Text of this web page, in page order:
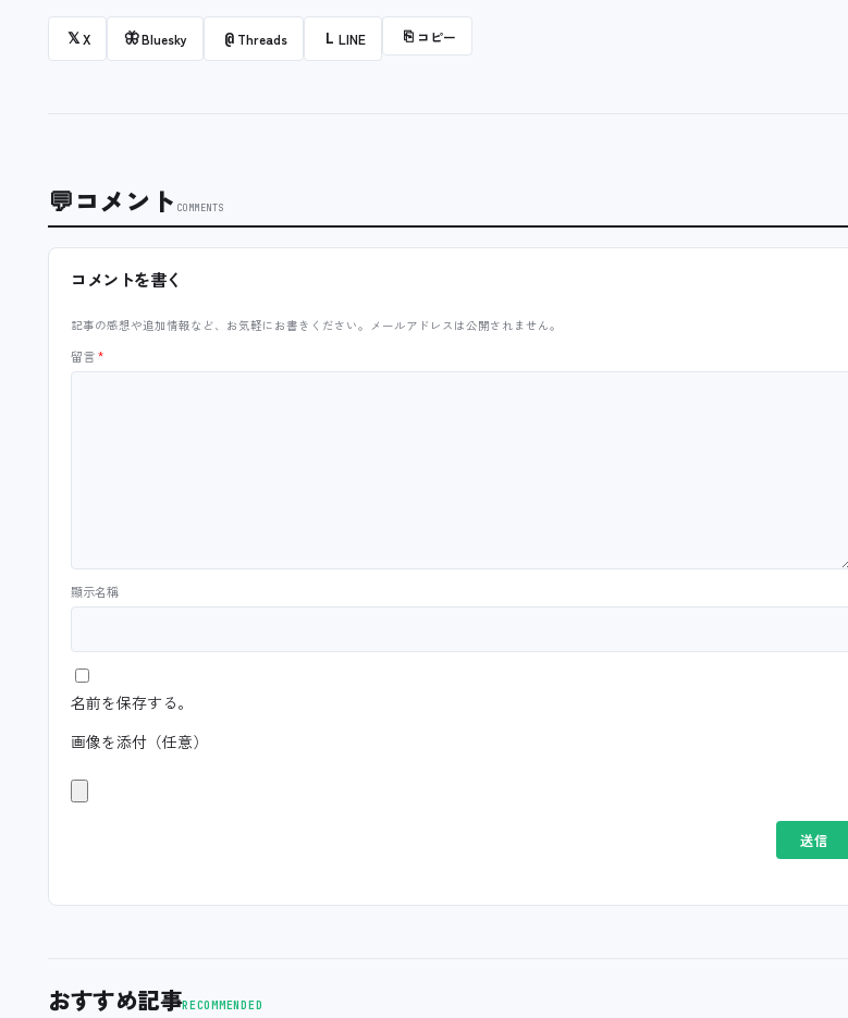
𝕏X 🦋Bluesky @ Threads L LINE ⎘ コピー
💬コメント COMMENTS
コメントを書く
記事の感想や追加情報など、お気軽にお書きください。メールアドレスは公開されません。
留言*
顯示名稱
名前を保存する。
画像を添付（任意）
おすすめ記事RECOMMENDED